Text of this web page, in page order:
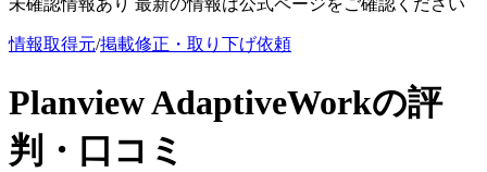
未確認情報あり 最新の情報は公式ページをご確認ください
情報取得元/掲載修正・取り下げ依頼
Planview AdaptiveWorkの評
判・口コミ